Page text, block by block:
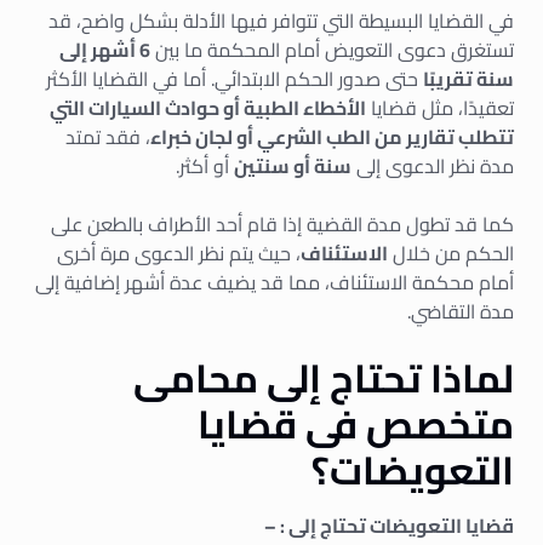
في القضايا البسيطة التي تتوافر فيها الأدلة بشكل واضح، قد
تستغرق دعوى التعويض أمام المحكمة ما بين 6 أشهر إلى
سنة تقريبًا حتى صدور الحكم الابتدائي. أما في القضايا الأكثر
تعقيدًا، مثل قضايا الأخطاء الطبية أو حوادث السيارات التي
تتطلب تقارير من الطب الشرعي أو لجان خبراء، فقد تمتد
مدة نظر الدعوى إلىسنة أو سنتينأو أكثر.
كما قد تطول مدة القضية إذا قام أحد الأطراف بالطعن على
الحكم من خلالالاستئناف، حيث يتم نظر الدعوى مرة أخرى
أمام محكمة الاستئناف، مما قد يضيف عدة أشهر إضافية إلى
مدة التقاضي.
لماذا تحتاج إلى محامى
متخصص فى قضايا
التعويضات؟
قضايا التعويضات تحتاج إلى : –